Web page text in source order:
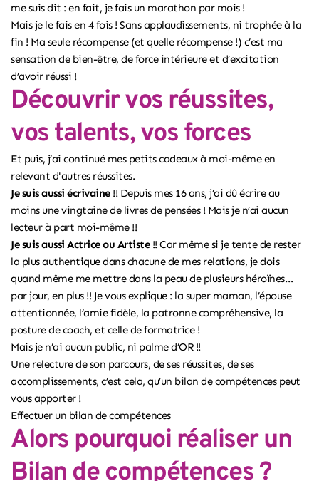
me suis dit : en fait, je fais un marathon par mois !
Mais je le fais en 4 fois ! Sans applaudissements, ni trophée à la
fin ! Ma seule récompense (et quelle récompense !) c’est ma
sensation de bien-être, de force intérieure et d’excitation
d’avoir réussi !
Découvrir vos réussites,
vos talents, vos forces
Et puis, j’ai continué mes petits cadeaux à moi-même en
relevant d'autres réussites.
Je suis aussi écrivaine!! Depuis mes 16 ans, j’ai dû écrire au
moins une vingtaine de livres de pensées ! Mais je n’ai aucun
lecteur à part moi-même !!
Je suis aussi Actrice ou Artiste !! Car même si je tente de rester
la plus authentique dans chacune de mes relations, je dois
quand même me mettre dans la peau de plusieurs héroïnes…
par jour, en plus !! Je vous explique : la super maman, l’épouse
attentionnée, l’amie fidèle, la patronne compréhensive, la
posture de coach, et celle de formatrice !
Mais je n’ai aucun public, ni palme d’OR !!
Une relecture de son parcours, de ses réussites, de ses
accomplissements, c’est cela, qu’un bilan de compétences peut
vous apporter !
Effectuer un bilan de compétences
Alors pourquoi réaliser un
Bilan de compétences ?